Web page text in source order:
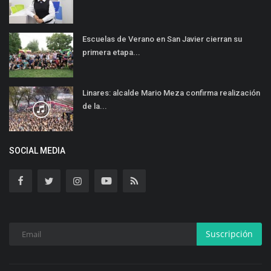
Escuelas de Verano en San Javier cierran su
primera etapa...
Linares: alcalde Mario Meza confirma realización
de la...
SOCIAL MEDIA
Suscripción